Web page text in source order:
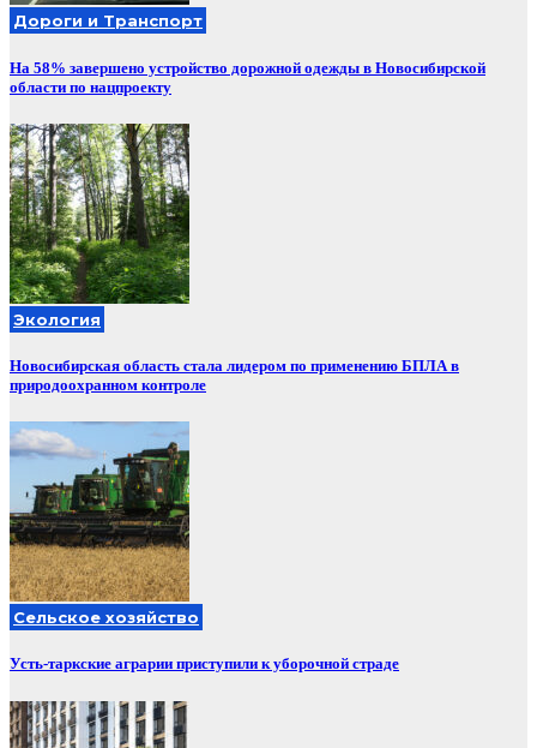
Дороги и Транспорт
На 58% завершено устройство дорожной одежды в Новосибирской
области по нацпроекту
Экология
Новосибирская область стала лидером по применению БПЛА в
природоохранном контроле
Сельское хозяйство
Усть-таркские аграрии приступили к уборочной страде